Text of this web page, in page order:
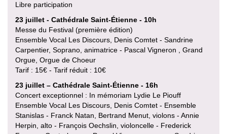
Libre participation
23 juillet - Cathédrale Saint-Étienne - 10h
Messe du Festival (première édition)
Ensemble Vocal Les Discours, Denis Comtet - Sandrine
Carpentier, Soprano, animatrice - Pascal Vigneron , Grand
Orgue, Orgue de Choeur
Tarif : 15€ - Tarif réduit : 10€
23 juillet – Cathédrale Saint-Étienne - 16h
Concert exceptionnel : In mémoriam Lydie Le Piouff
Ensemble Vocal Les Discours, Denis Comtet - Ensemble
Stanislas - Franck Natan, Bertrand Menut, violons - Annie
Herpin, alto - François Oechslin, violoncelle - Frederick